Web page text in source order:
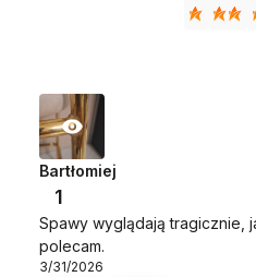
Bartłomiej
1
Spawy wyglądają tragicznie,
polecam.
3/31/2026